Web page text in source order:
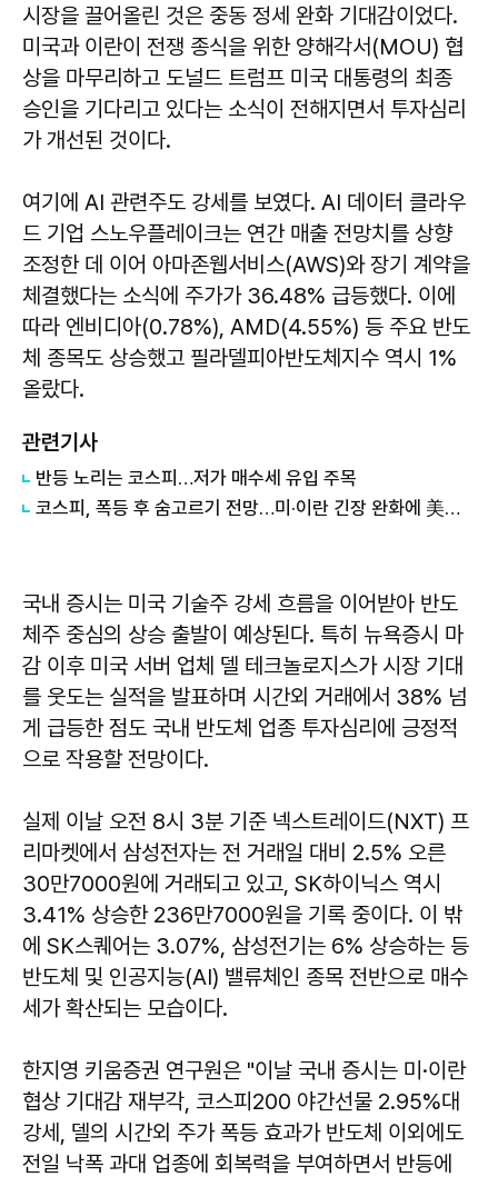
시장을 끌어올린 것은 중동 정세 완화 기대감이었다.
미국과 이란이 전쟁 종식을 위한 양해각서(MOU) 협
상을 마무리하고 도널드 트럼프 미국 대통령의 최종
승인을 기다리고 있다는 소식이 전해지면서 투자심리
가 개선된 것이다.
여기에 AI 관련주도 강세를 보였다. AI 데이터 클라우
드 기업 스노우플레이크는 연간 매출 전망치를 상향
조정한 데 이어 아마존웹서비스(AWS)와 장기 계약을
체결했다는 소식에 주가가 36.48% 급등했다. 이에
따라 엔비디아(0.78%), AMD(4.55%) 등 주요 반도
체 종목도 상승했고 필라델피아반도체지수 역시 1%
올랐다.
관련기사
반등 노리는 코스피…저가 매수세 유입 주목
코스피, 폭등 후 숨고르기 전망…미·이란 긴장 완화에 美증시는 강세
국내 증시는 미국 기술주 강세 흐름을 이어받아 반도
체주 중심의 상승 출발이 예상된다. 특히 뉴욕증시 마
감 이후 미국 서버 업체 델 테크놀로지스가 시장 기대
를 웃도는 실적을 발표하며 시간외 거래에서 38% 넘
게 급등한 점도 국내 반도체 업종 투자심리에 긍정적
으로 작용할 전망이다.
실제 이날 오전 8시 3분 기준 넥스트레이드(NXT) 프
리마켓에서 삼성전자는 전 거래일 대비 2.5% 오른
30만7000원에 거래되고 있고, SK하이닉스 역시
3.41% 상승한 236만7000원을 기록 중이다. 이 밖
에 SK스퀘어는 3.07%, 삼성전기는 6% 상승하는 등
반도체 및 인공지능(AI) 밸류체인 종목 전반으로 매수
세가 확산되는 모습이다.
한지영 키움증권 연구원은 "이날 국내 증시는 미·이란
협상 기대감 재부각, 코스피200 야간선물 2.95%대
강세, 델의 시간외 주가 폭등 효과가 반도체 이외에도
전일 낙폭 과대 업종에 회복력을 부여하면서 반등에